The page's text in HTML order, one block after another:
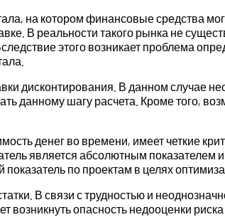
на котором финансовые средства
В реальности такого рынка не
этого возникает проблема
дисконтирования. В данном
данному шагу расчета. Кроме того,
денег во времени, имеет четкие
является абсолютным показателем
по проектам в целях
В связи с трудностью и
опасность недооценки риска